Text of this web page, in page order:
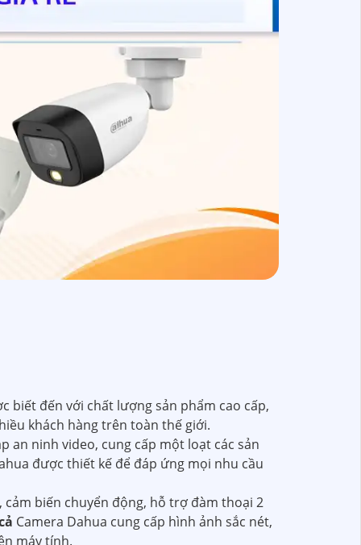
biết đến với chất lượng sản phẩm cao cấp,
khách hàng trên toàn thế giới.
an ninh video, cung cấp một loạt các sản
được thiết kế để đáp ứng mọi nhu cầu
biến chuyển động, hỗ trợ đàm thoại 2
Camera Dahua cung cấp hình ảnh sắc nét,
máy tính.